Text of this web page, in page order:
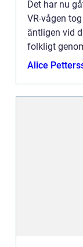
Det har nu
VR-vågen
äntligen vid
folkligt
lätta, tr&...
Alice